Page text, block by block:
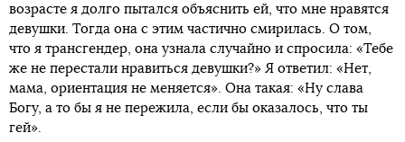
возрасте я долго пытался объяснить ей, что мне нравятся
девушки. Тогда она с этим частично смирилась. О том,
что я трансгендер, она узнала случайно и спросила: «Тебе
же не перестали нравиться девушки?» Я ответил: «Нет,
мама, ориентация не меняется». Она такая: «Ну слава
Богу, а то бы я не пережила, если бы оказалось, что ты
гей».